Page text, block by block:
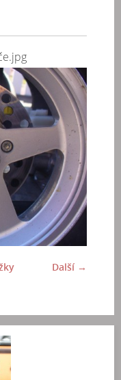
Další →